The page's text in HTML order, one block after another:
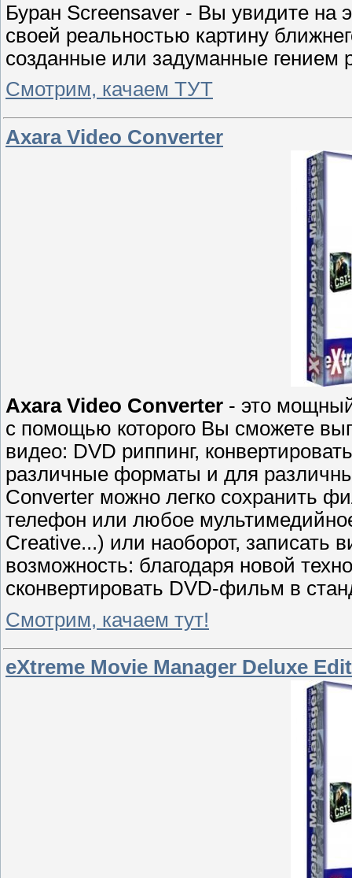
Буран Screensaver - Вы увидите на
своей реальностью картину
созданные или задуманные гением
Смотрим, качаем ТУТ
Axara Video Converter
Axara Video Converter - это
с помощью которого Вы сможете
видео: DVD риппинг,
различные форматы и для
Converter можно легко сохранить
телефон или любое
Creative...) или наоборот, записать
возможность: благодаря новой
сконвертировать DVD-фильм в
Смотрим, качаем тут!
eXtreme Movie Manager Deluxe